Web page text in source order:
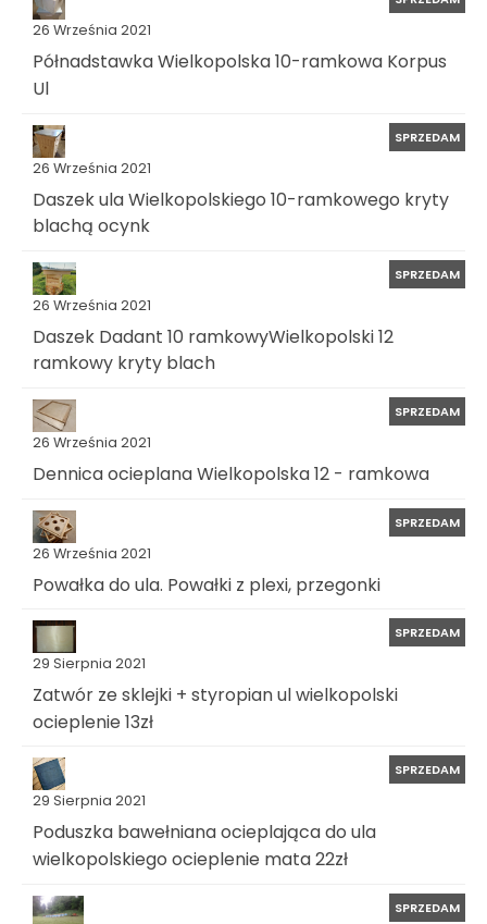
26 Września 2021
Półnadstawka Wielkopolska 10-ramkowa Korpus
Ul
26 Września 2021
SPRZEDAM
Daszek ula Wielkopolskiego 10-ramkowego kryty
blachą ocynk
26 Września 2021
SPRZEDAM
Daszek Dadant 10 ramkowyWielkopolski 12
ramkowy kryty blach
26 Września 2021
SPRZEDAM
Dennica ocieplana Wielkopolska 12 - ramkowa
26 Września 2021
SPRZEDAM
Powałka do ula. Powałki z plexi, przegonki
29 Sierpnia 2021
SPRZEDAM
Zatwór ze sklejki + styropian ul wielkopolski
ocieplenie 13zł
29 Sierpnia 2021
SPRZEDAM
Poduszka bawełniana ocieplająca do ula
wielkopolskiego ocieplenie mata 22zł
SPRZEDAM